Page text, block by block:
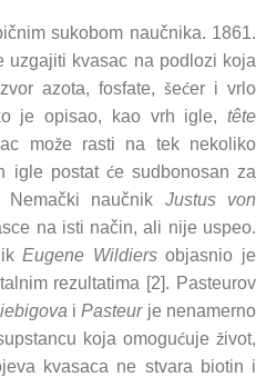
sukobom naučnika. 1861.
uzgajiti kvasac na podlozi koja
azota, fosfate, šećer i vrlo
je opisao, kao vrh igle, tête
može rasti na tek nekoliko
igle postat će sudbonosan za
Nemački naučnik Justus von
na isti način, ali nije uspeo.
Eugene Wildiersobjasnio je
rezultatima [2]. Pasteurov
iPasteurje nenamerno
koja omogućuje život,
kvasaca ne stvara biotin i